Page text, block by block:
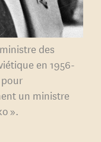
de
qui
guerre
»
des
en 1956-
pour
un ministre
».